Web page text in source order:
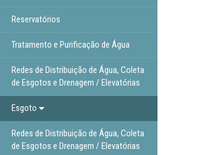
Reservatórios
Tratamento e Purificação de Água
Redes de Distribuição de Água, Coleta
de Esgotos e Drenagem / Elevatórias
Esgoto
Redes de Distribuição de Água, Coleta
de Esgotos e Drenagem / Elevatórias